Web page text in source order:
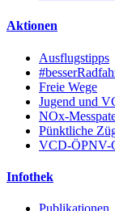
Aktionen
Ausflugstipps
Freie Wege
Jugend und
NOx-
Pünktliche
VCD-ÖPNV-
Infothek